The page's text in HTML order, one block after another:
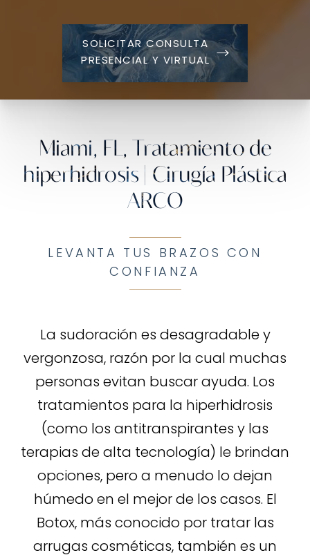
SOLICITAR CONSULTA
PRESENCIAL Y VIRTUAL
Miami, FL, Tratamiento de
hiperhidrosis | Cirugía Plástica
ARCO
LEVANTA TUS BRAZOS CON
CONFIANZA
La sudoración es desagradable y
vergonzosa, razón por la cual muchas
personas evitan buscar ayuda. Los
tratamientos para la hiperhidrosis
(como los antitranspirantes y las
terapias de alta tecnología) le brindan
opciones, pero a menudo lo dejan
húmedo en el mejor de los casos. El
Botox, más conocido por tratar las
arrugas cosméticas, también es un